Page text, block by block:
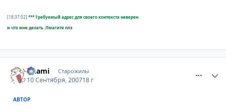
[18:37:02] *** Требуемый адрес для своего контекста неверен.
и что мне делать .Пмагите плз
Anami Старожилы
10 Сентября, 200718 г
АВТОР